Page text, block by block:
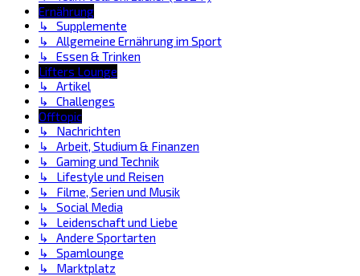
Ernährung
↳ Supplemente
↳ Allgemeine Ernährung im Sport
↳ Essen & Trinken
Lifters Lounge
↳ Artikel
↳ Challenges
Offtopic
↳ Nachrichten
↳ Arbeit, Studium & Finanzen
↳ Gaming und Technik
↳ Lifestyle und Reisen
↳ Filme, Serien und Musik
↳ Social Media
↳ Leidenschaft und Liebe
↳ Andere Sportarten
↳ Spamlounge
↳ Marktplatz